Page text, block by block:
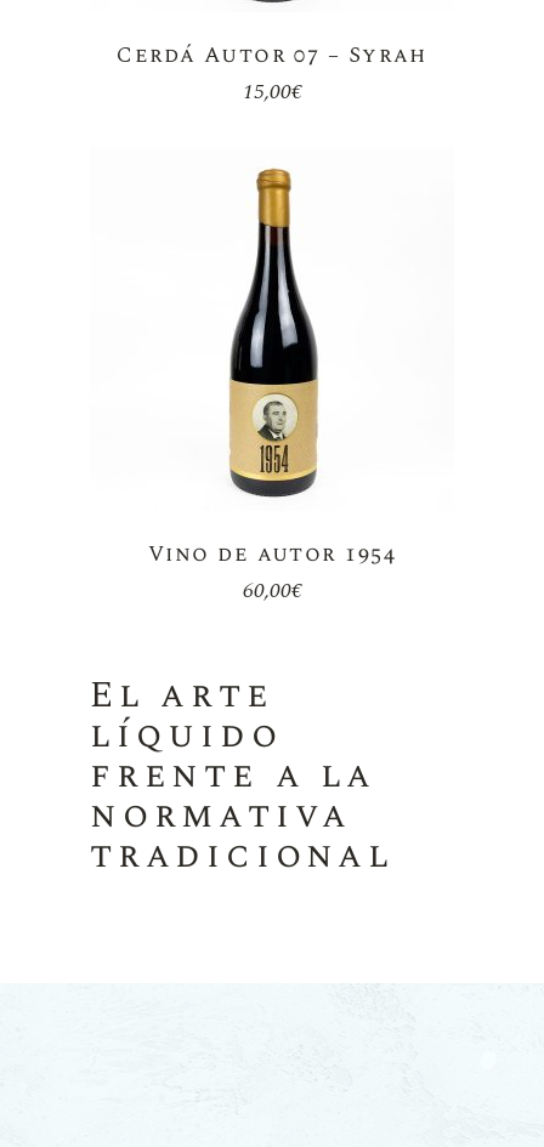
Cerdá Autor 07 – Syrah
15,00€
Vino de autor 1954
60,00€
El arte
líquido
frente a la
normativa
tradicional